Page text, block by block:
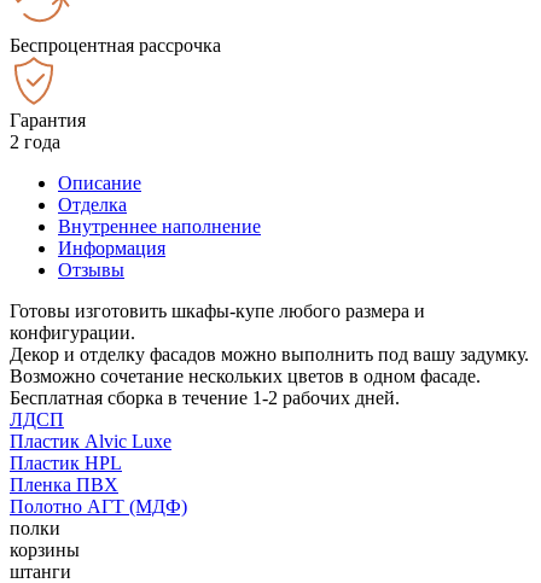
Беспроцентная рассрочка
Гарантия
2 года
Описание
Отделка
Внутреннее наполнение
Информация
Отзывы
Готовы изготовить шкафы-купе любого размера и
конфигурации.
Декор и отделку фасадов можно выполнить под вашу задумку.
Возможно сочетание нескольких цветов в одном фасаде.
Бесплатная сборка в течение 1-2 рабочих дней.
ЛДСП
Пластик Alvic Luxe
Пластик HPL
Пленка ПВХ
Полотно АГТ (МДФ)
полки
корзины
штанги